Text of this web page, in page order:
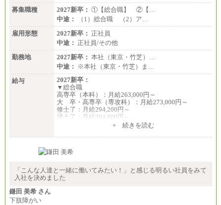
募集職種
2027新卒： ①【総合職】 ②【…
中途：
（1）総合職 （2）ア…
雇用形態
2027新卒： 正社員
中途： 正社員/その他
勤務地
2027新卒： 本社（東京・竹芝）…
中途：
※本社（東京・竹芝）ま…
給与
2027新卒：
▼総合職
高専卒（本科）：月給263,000円～
大 卒・高専卒（専攻科）：月給273,000円～
修士了：月給294,200円～
博士了：月給304,800円～
で、それらを入社後の実業務において発揮できると
することがあります
▼アソシエイト職
月給235,000円
+ 続きを読む
「こんな人達と一緒に働いてみたい！」と感じる明るい社員をみて
入社を決めました
鎌田 美希 さん
下肢障がい